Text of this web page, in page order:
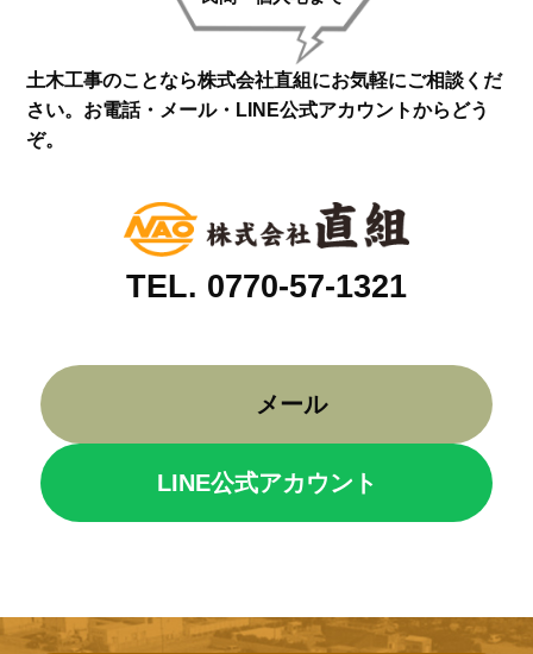
土木工事のことなら株式会社直組にお気軽にご相談くだ
さい。 お電話・メール・LINE公式アカウントからどう
ぞ。
TEL. 0770-57-1321
メール
LINE公式アカウント